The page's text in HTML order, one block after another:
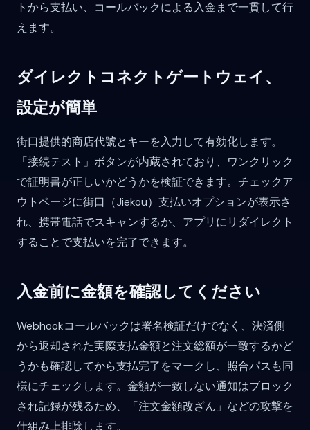
トから支払い、コールバックによる入金まで一貫して行
えます。
ダイレクトコネクトゲートウェイ、
設定が簡単
街口提供的商店代號とキーを入力して有効化します。
「接続テスト」ボタンが内蔵されており、ワンクリック
で証明書が正しいかどうかを検証できます。チェックア
ウトページに街口（Jiekou）支払いオプションが表示さ
れ、携帯電話でスキャンするか、アプリにリダイレクト
することで支払いを完了できます。
入金前に金額を確認してください
Webhookコールバックは署名検証だけでなく、決済側
から返却された実際支払金額と注文総額が一致するかど
うかも確認してから支払完了をマークし、照合パスも同
様にチェックします。金額が一致しない通知はブロック
され記録が残るため、「注文金額改ざん」などの攻撃を
仕組み上排除します。